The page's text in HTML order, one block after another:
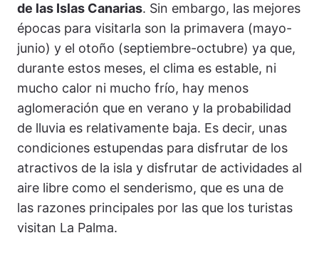
de las Islas Canarias. Sin embargo, las mejores
épocas para visitarla son la primavera (mayo-
junio) y el otoño (septiembre-octubre) ya que,
durante estos meses, el clima es estable, ni
mucho calor ni mucho frío, hay menos
aglomeración que en verano y la probabilidad
de lluvia es relativamente baja. Es decir, unas
condiciones estupendas para disfrutar de los
atractivos de la isla y disfrutar de actividades al
aire libre como el senderismo, que es una de
las razones principales por las que los turistas
visitan La Palma.